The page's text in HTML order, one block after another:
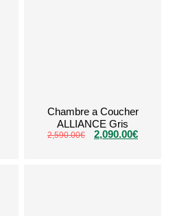
Chambre a Coucher
ALLIANCE Gris
2,590.00€ 2,090.00€